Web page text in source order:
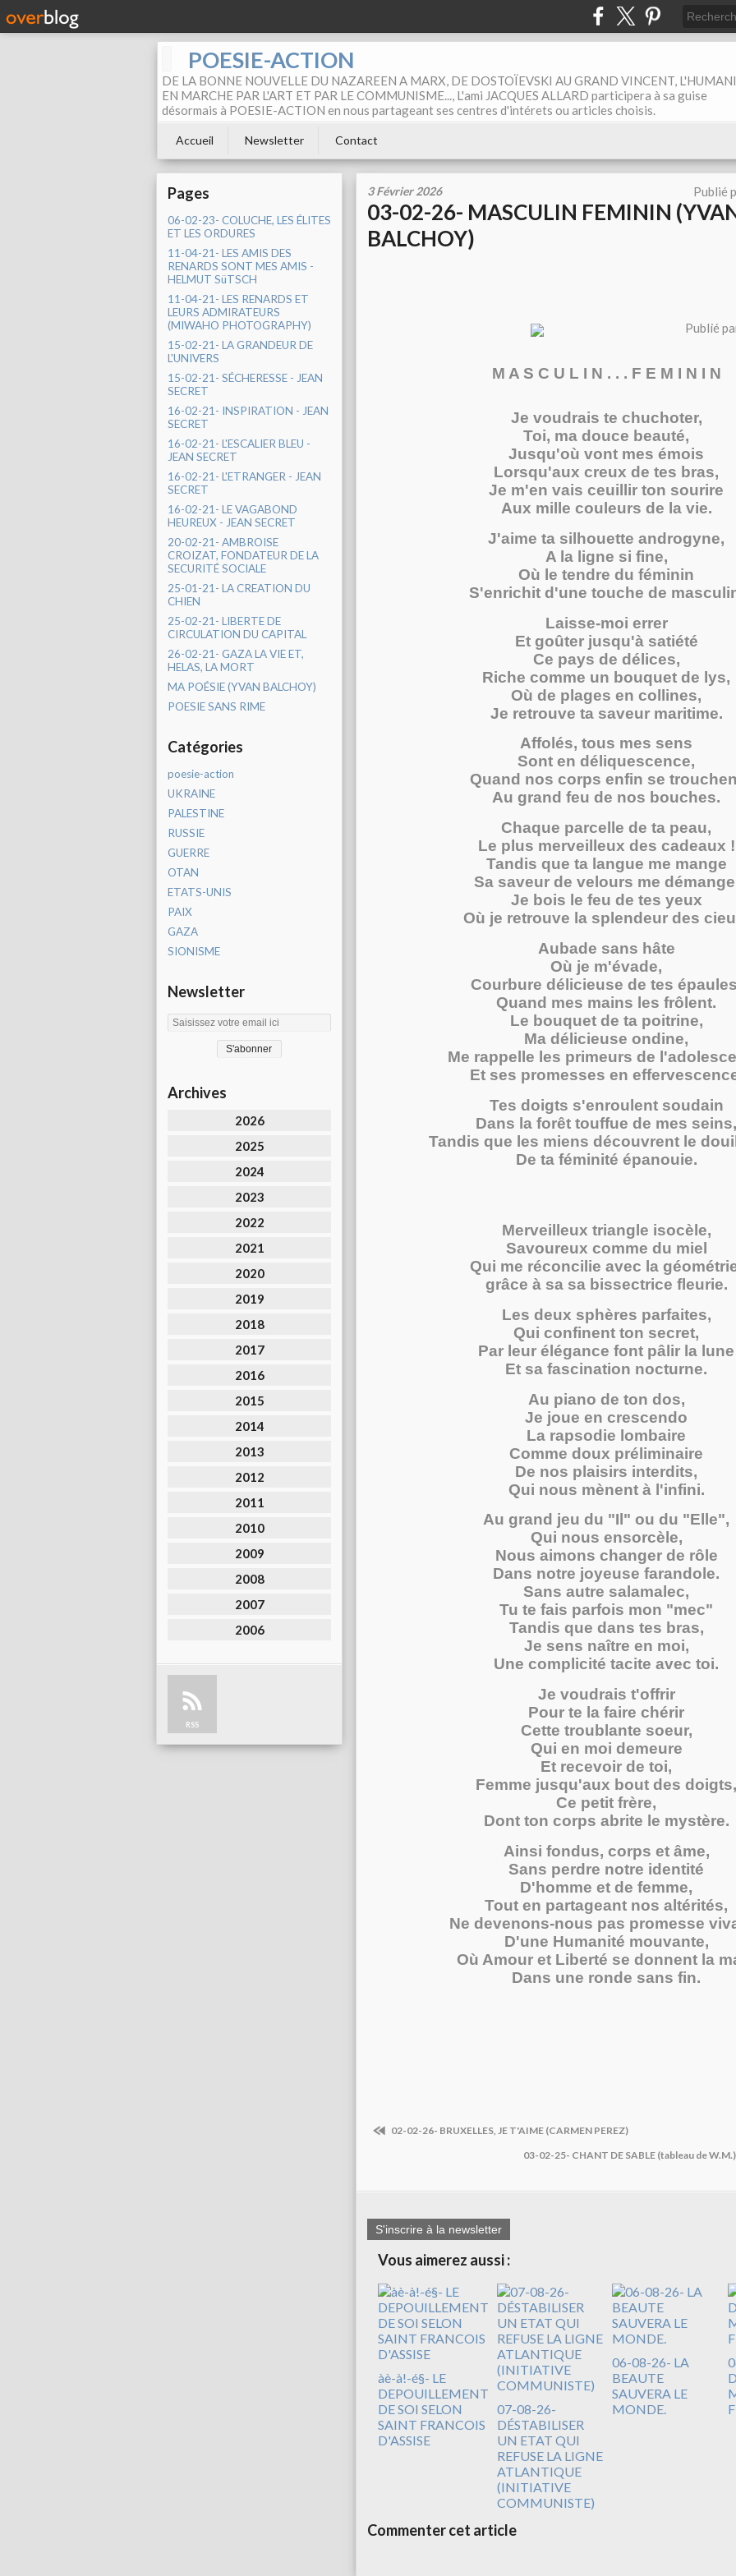
POESIE-ACTION
DE LA BONNE NOUVELLE DU NAZAREEN A MARX, DE DOSTOÏEVSKI AU GRAND VINCENT,
EN MARCHE PAR L'ART ET PAR LE COMMUNISME..., L'ami JACQUES ALLARD participera à sa guise
désormais à POESIE-ACTION en nous partageant ses centres d'intérets ou articles choisis.
Accueil Newsletter Contact
Pages
06-02-23- COLUCHE, LES ÉLITES
ET LES ORDURES
11-04-21- LES AMIS DES
RENARDS SONT MES AMIS -
HELMUT SüTSCH
11-04-21- LES RENARDS ET
LEURS ADMIRATEURS
(MIWAHO PHOTOGRAPHY)
15-02-21- LA GRANDEUR DE
L'UNIVERS
15-02-21- SÉCHERESSE - JEAN
SECRET
16-02-21- INSPIRATION - JEAN
SECRET
16-02-21- L'ESCALIER BLEU -
JEAN SECRET
16-02-21- L'ETRANGER - JEAN
SECRET
16-02-21- LE VAGABOND
HEUREUX - JEAN SECRET
20-02-21- AMBROISE
CROIZAT, FONDATEUR DE LA
SECURITÉ SOCIALE
25-01-21- LA CREATION DU
CHIEN
25-02-21- LIBERTE DE
CIRCULATION DU CAPITAL
26-02-21- GAZA LA VIE ET,
HELAS, LA MORT
MA POÉSIE (YVAN BALCHOY)
POESIE SANS RIME
Catégories
poesie-action
UKRAINE
PALESTINE
RUSSIE
GUERRE
OTAN
ETATS-UNIS
PAIX
GAZA
SIONISME
Newsletter
Archives
2026
2025
2024
2023
2022
2021
2020
2019
2018
2017
2016
2015
2014
2013
2012
2011
2010
2009
2008
2007
2006
RSS
3 Février 2026 Publié
03-02-26- MASCULIN FEMININ
BALCHOY)
Publié
M A S C U L I N . . . F E M I N I N
Je voudrais te chuchoter,
Toi, ma douce beauté,
Jusqu'où vont mes émois
Lorsqu'aux creux de tes bras,
Je m'en vais ceuillir ton sourire
Aux mille couleurs de la vie.
J'aime ta silhouette androgyne,
A la ligne si fine,
Où le tendre du féminin
S'enrichit d'une touche de
Laisse-moi errer
Et goûter jusqu'à satiété
Ce pays de délices,
Riche comme un bouquet de lys,
Où de plages en collines,
Je retrouve ta saveur maritime.
Affolés, tous mes sens
Sont en déliquescence,
Quand nos corps enfin se
Au grand feu de nos bouches.
Chaque parcelle de ta peau,
Le plus merveilleux des cadeaux !
Tandis que ta langue me mange
Sa saveur de velours me
Je bois le feu de tes yeux
Où je retrouve la splendeur des
Aubade sans hâte
Où je m'évade,
Courbure délicieuse de tes
Quand mes mains les frôlent.
Le bouquet de ta poitrine,
Ma délicieuse ondine,
Me rappelle les primeurs de
Et ses promesses en
Tes doigts s'enroulent soudain
Dans la forêt touffue de mes seins,
Tandis que les miens découvrent le
De ta féminité épanouie.
Merveilleux triangle isocèle,
Savoureux comme du miel
Qui me réconcilie avec la
grâce à sa sa bissectrice fleurie.
Les deux sphères parfaites,
Qui confinent ton secret,
Par leur élégance font pâlir la lune
Et sa fascination nocturne.
Au piano de ton dos,
Je joue en crescendo
La rapsodie lombaire
Comme doux préliminaire
De nos plaisirs interdits,
Qui nous mènent à l'infini.
Au grand jeu du "Il" ou du "Elle",
Qui nous ensorcèle,
Nous aimons changer de rôle
Dans notre joyeuse farandole.
Sans autre salamalec,
Tu te fais parfois mon "mec"
Tandis que dans tes bras,
Je sens naître en moi,
Une complicité tacite avec toi.
Je voudrais t'offrir
Pour te la faire chérir
Cette troublante soeur,
Qui en moi demeure
Et recevoir de toi,
Femme jusqu'aux bout des doigts,
Ce petit frère,
Dont ton corps abrite le mystère.
Ainsi fondus, corps et âme,
Sans perdre notre identité
D'homme et de femme,
Tout en partageant nos altérités,
Ne devenons-nous pas promesse
D'une Humanité mouvante,
Où Amour et Liberté se donnent la
Dans une ronde sans fin.
02-02-26- BRUXELLES, JE T'AIME (CARMEN PEREZ)
03-02-25- CHANT DE SABLE (tableau de
S'inscrire à la newsletter
Vous aimerez aussi :
àè-à!-é§- LE
DEPOUILLEMENT
DE SOI SELON
SAINT FRANCOIS
D'ASSISE
07-08-26-
DÉSTABILISER
UN ETAT QUI
REFUSE LA LIGNE
ATLANTIQUE
(INITIATIVE
COMMUNISTE)
06-08-26- LA
BEAUTE
SAUVERA LE
MONDE.
Commenter cet article